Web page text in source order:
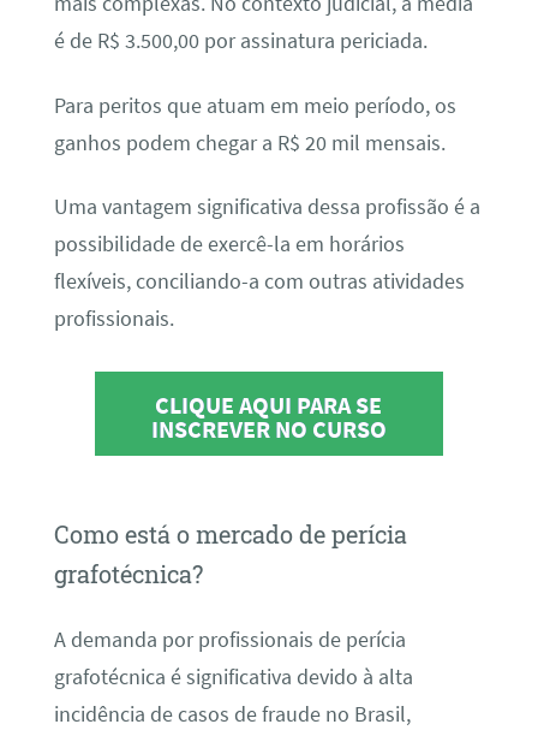
é de R$ 3.500,00 por assinatura periciada.
Para peritos que atuam em meio período, os
ganhos podem chegar a R$ 20 mil mensais.
Uma vantagem significativa dessa profissão é a
possibilidade de exercê-la em horários
flexíveis, conciliando-a com outras atividades
profissionais.
CLIQUE AQUI PARA SE
INSCREVER NO CURSO
Como está o mercado de perícia
grafotécnica?
A demanda por profissionais de perícia
grafotécnica é significativa devido à alta
incidência de casos de fraude no Brasil,